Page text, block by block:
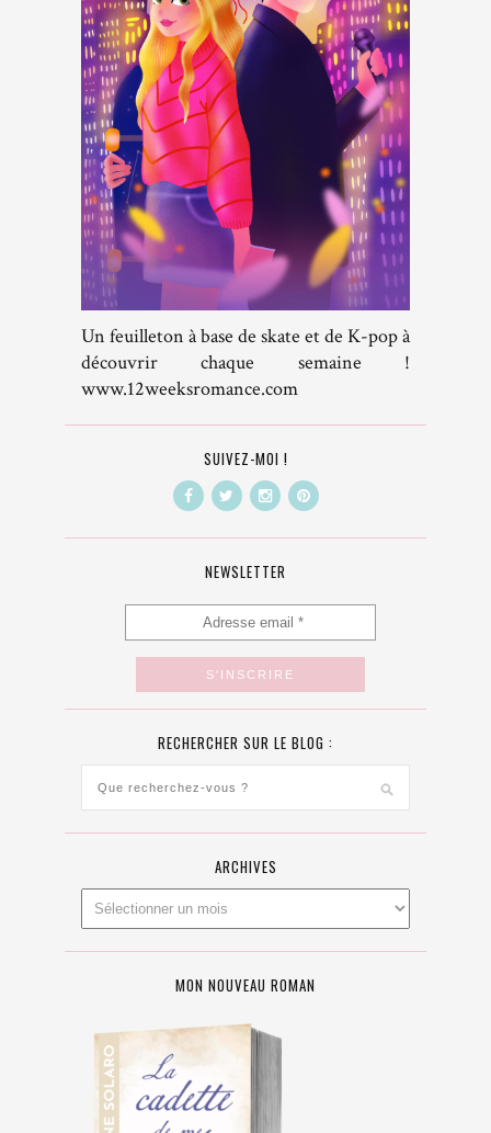
Un feuilleton à base de skate et de K-pop à
découvrir chaque semaine !
www.12weeksromance.com
SUIVEZ-MOI !
NEWSLETTER
RECHERCHER SUR LE BLOG :
ARCHIVES
MON NOUVEAU ROMAN